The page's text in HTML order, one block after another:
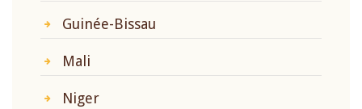
Guinée-Bissau
Mali
Niger